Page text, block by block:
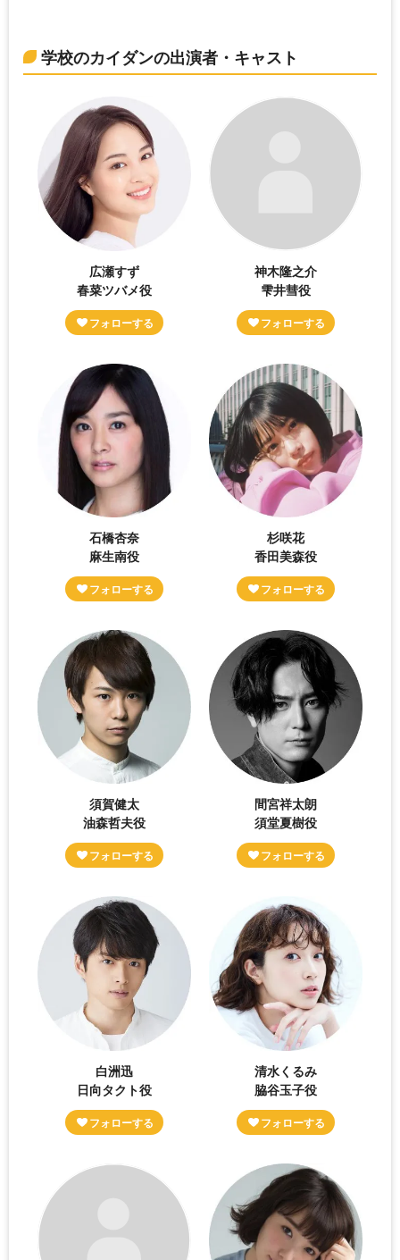
学校のカイダンの出演者・キャスト
広瀬すず
春菜ツバメ役
神木隆之介
雫井彗役
石橋杏奈
麻生南役
杉咲花
香田美森役
須賀健太
油森哲夫役
間宮祥太朗
須堂夏樹役
白洲迅
日向タクト役
清水くるみ
脇谷玉子役